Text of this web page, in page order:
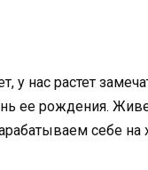
у нас растет
ее рождения.
себе на